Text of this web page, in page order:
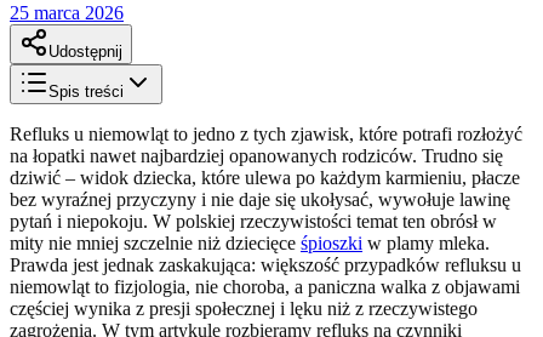
25 marca 2026
Udostępnij
Spis treści
Refluks u niemowląt to jedno z tych zjawisk, które potrafi rozłożyć
na łopatki nawet najbardziej opanowanych rodziców. Trudno się
dziwić – widok dziecka, które ulewa po każdym karmieniu, płacze
bez wyraźnej przyczyny i nie daje się ukołysać, wywołuje lawinę
pytań i niepokoju. W polskiej rzeczywistości temat ten obrósł w
mity nie mniej szczelnie niż dziecięce śpioszki w plamy mleka.
Prawda jest jednak zaskakująca: większość przypadków refluksu u
niemowląt to fizjologia, nie choroba, a paniczna walka z objawami
częściej wynika z presji społecznej i lęku niż z rzeczywistego
zagrożenia. W tym artykule rozbieramy refluks na czynniki